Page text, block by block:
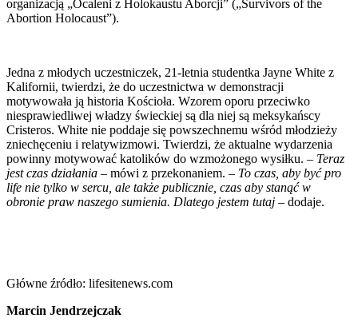
organizacją „Ocaleni z Holokaustu Aborcji” („Survivors of the
Abortion Holocaust”).
Jedna z młodych uczestniczek, 21-letnia studentka Jayne White z
Kalifornii, twierdzi, że do uczestnictwa w demonstracji
motywowała ją historia Kościoła. Wzorem oporu przeciwko
niesprawiedliwej władzy świeckiej są dla niej są meksykańscy
Cristeros. White nie poddaje się powszechnemu wśród młodzieży
zniechęceniu i relatywizmowi. Twierdzi, że aktualne wydarzenia
powinny motywować katolików do wzmożonego wysiłku. – Teraz
jest czas działania – mówi z przekonaniem. – To czas, aby być pro
life nie tylko w sercu, ale także publicznie, czas aby stanąć w
obronie praw naszego sumienia. Dlatego jestem tutaj – dodaje.
Główne źródło: lifesitenews.com
Marcin Jendrzejczak